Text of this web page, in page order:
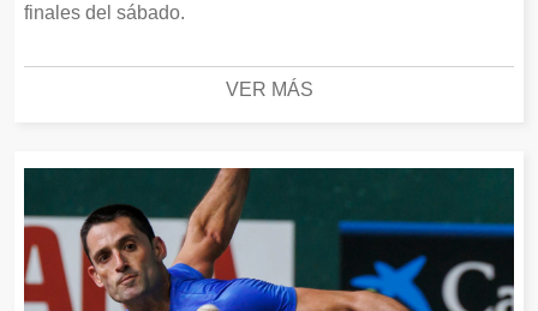
finales del sábado.
VER MÁS